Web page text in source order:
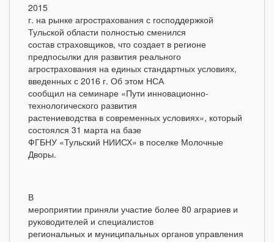
2015
г. на рынке агрострахования с господдержкой
Тульской области полностью сменился
состав страховщиков, что создает в регионе
предпосылки для развития реального
агрострахования на единых стандартных условиях,
введенных с 2016 г. Об этом НСА
сообщил на семинаре «Пути инновационно-
технологического развития
растениеводства в современных условиях», который
состоялся 31 марта на базе
ФГБНУ «Тульский НИИСХ» в поселке Молочные
Дворы.
В
мероприятии приняли участие более 80 аграриев и
руководителей и специалистов
региональных и муниципальных органов управления